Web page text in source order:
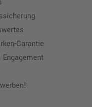
Garantie
Engagement